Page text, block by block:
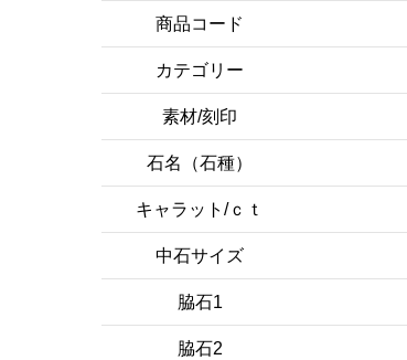
商品コード
カテゴリー
素材/刻印
石名（石種）
キャラット/ｃｔ
中石サイズ
脇石1
脇石2